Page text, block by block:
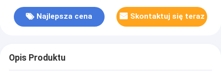
Najlepsza cena Skontaktuj się teraz
Opis Produktu